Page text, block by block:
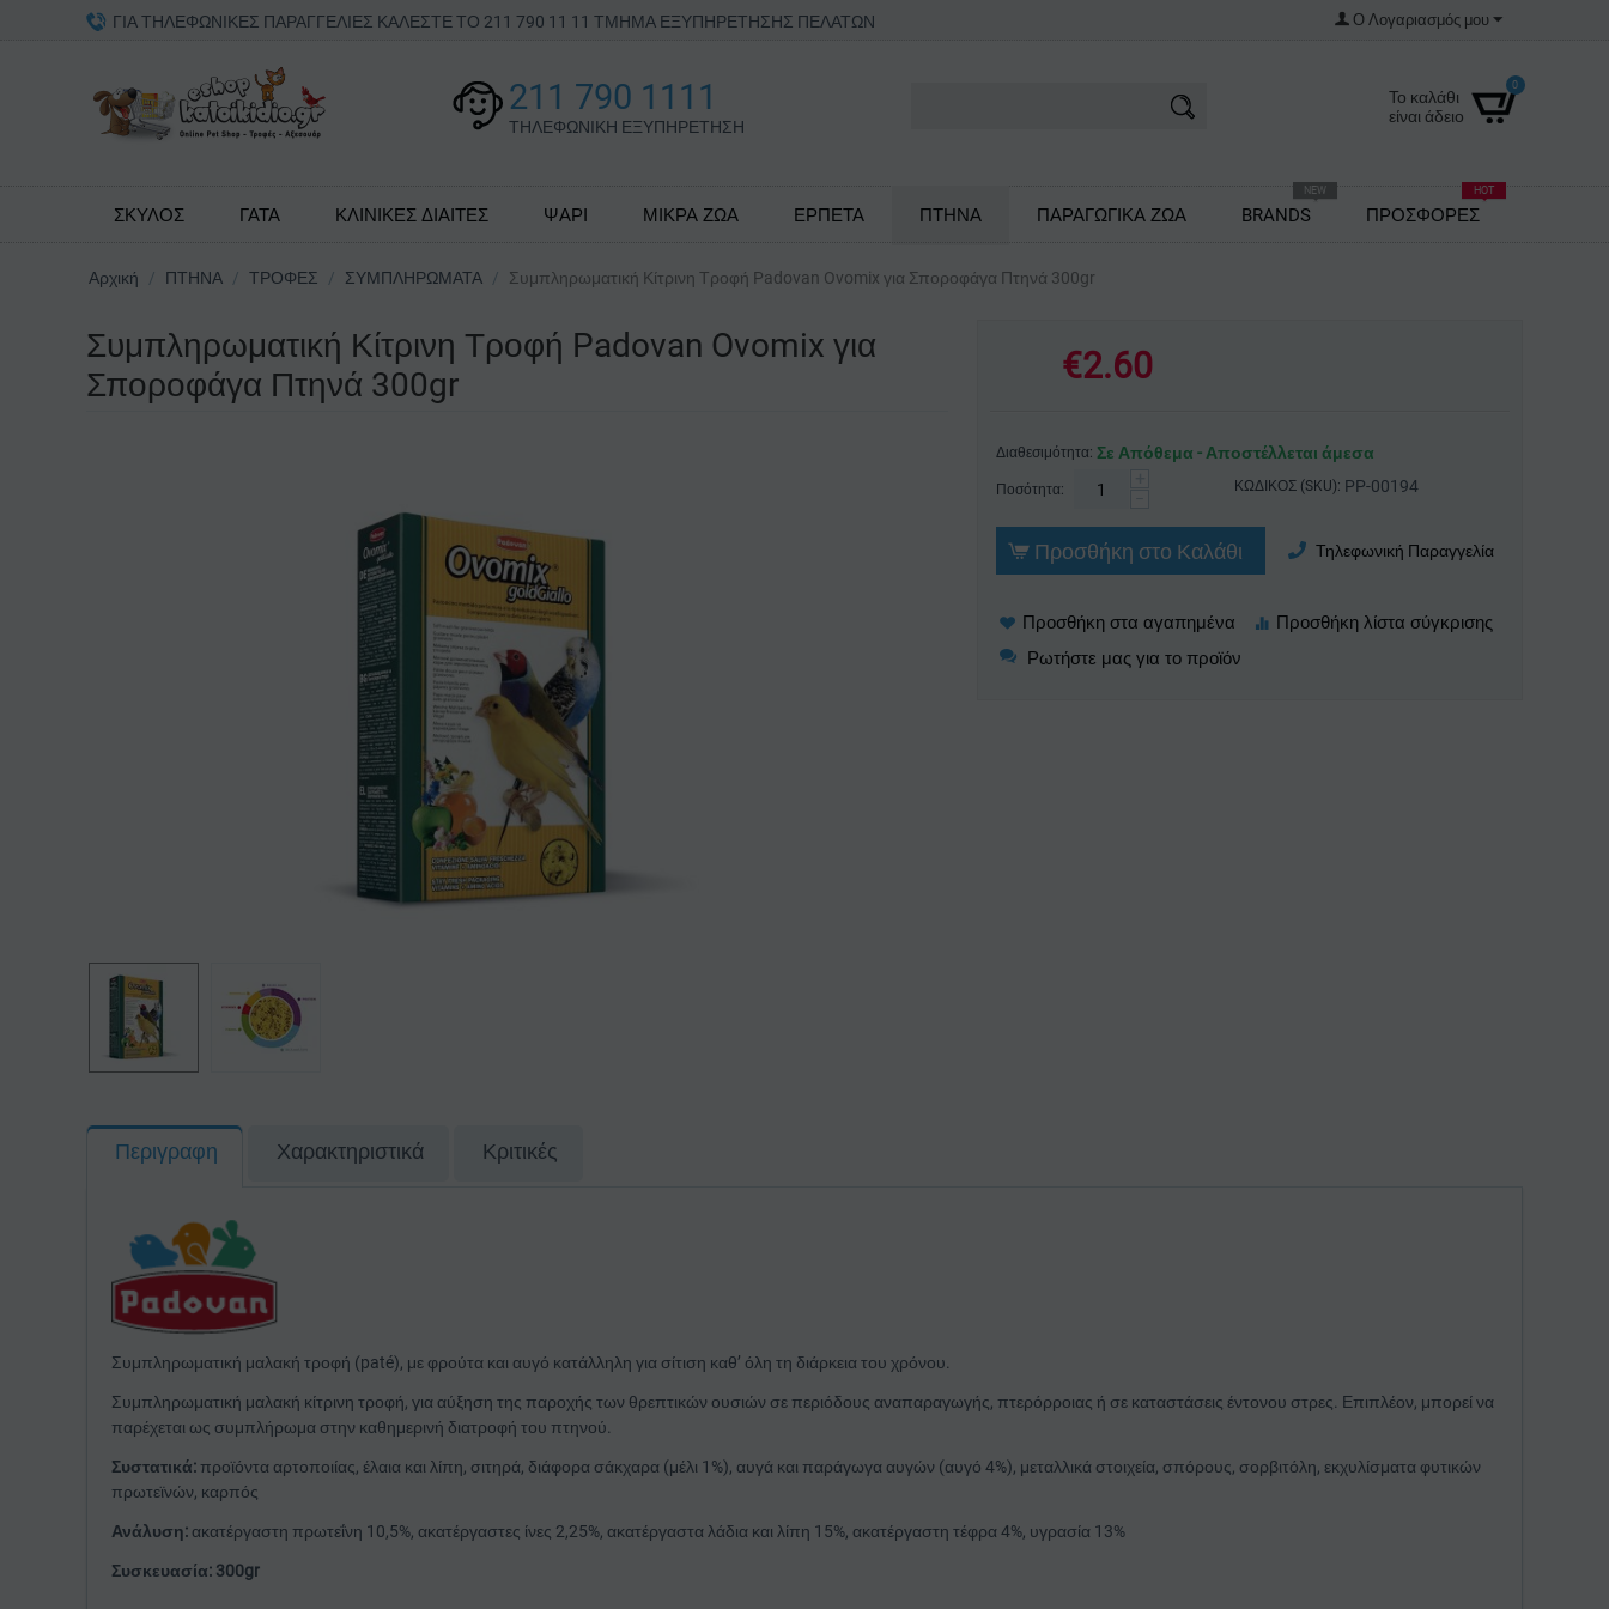
ΓΙΑ ΤΗΛΕΦΩΝΙΚΕΣ ΠΑΡΑΓΓΕΛΙΕΣ ΚΑΛΕΣΤΕ ΤΟ 211 790 11 11 ΤΜΗΜΑ ΕΞΥΠΗΡΕΤΗΣΗΣ ΠΕΛΑΤΩΝ Ο Λογαριασμός μου
211 790 1111
ΤΗΛΕΦΩΝΙΚΗ ΕΞΥΠΗΡΕΤΗΣΗ
Το καλάθι
είναι άδειο
0
ΣΚΥΛΟΣ ΓΑΤΑ ΚΛΙΝΙΚΕΣ ΔΙΑΙΤΕΣ ΨΑΡΙ ΜΙΚΡΑ ΖΩΑ ΕΡΠΕΤΑ ΠΤΗΝΑ ΠΑΡΑΓΩΓΙΚΑ ΖΩΑ BRANDS
NEW
ΠΡΟΣΦΟΡΕΣ
HOT
Αρχική / ΠΤΗΝΑ / ΤΡΟΦΕΣ / ΣΥΜΠΛΗΡΩΜΑΤΑ / Συμπληρωματική Κίτρινη Τροφή Padovan Ovomix για Σποροφάγα Πτηνά 300gr
Συμπληρωματική Κίτρινη Τροφή Padovan Ovomix για
Σποροφάγα Πτηνά 300gr
€2.60
Διαθεσιμότητα: Σε Απόθεμα - Αποστέλλεται άμεσα
ΚΩΔΙΚΟΣ (SKU): PP-00194
Ποσότητα:
Προσθήκη στο Καλάθι Τηλεφωνική Παραγγελία
Ρωτήστε μας για το προϊόν
Περιγραφη Χαρακτηριστικά Κριτικές
Συμπληρωματική μαλακή τροφή (paté), με φρούτα και αυγό κατάλληλη για σίτιση καθ’ όλη τη διάρκεια του χρόνου.
Συμπληρωματική μαλακή κίτρινη τροφή, για αύξηση της παροχής των θρεπτικών ουσιών σε περιόδους αναπαραγωγής, πτερόρροιας ή σε καταστάσεις έντονου στρες. Επιπλέον, μπορεί να
παρέχεται ως συμπλήρωμα στην καθημερινή διατροφή του πτηνού.
Συστατικά: προϊόντα αρτοποιίας, έλαια και λίπη, σιτηρά, διάφορα σάκχαρα (μέλι 1%), αυγά και παράγωγα αυγών (αυγό 4%), μεταλλικά στοιχεία, σπόρους, σορβιτόλη, εκχυλίσματα φυτικών
πρωτεϊνών, καρπός
Ανάλυση: ακατέργαστη πρωτεΐνη 10,5%, ακατέργαστες ίνες 2,25%, ακατέργαστα λάδια και λίπη 15%, ακατέργαστη τέφρα 4%, υγρασία 13%
Συσκευασία: 300gr